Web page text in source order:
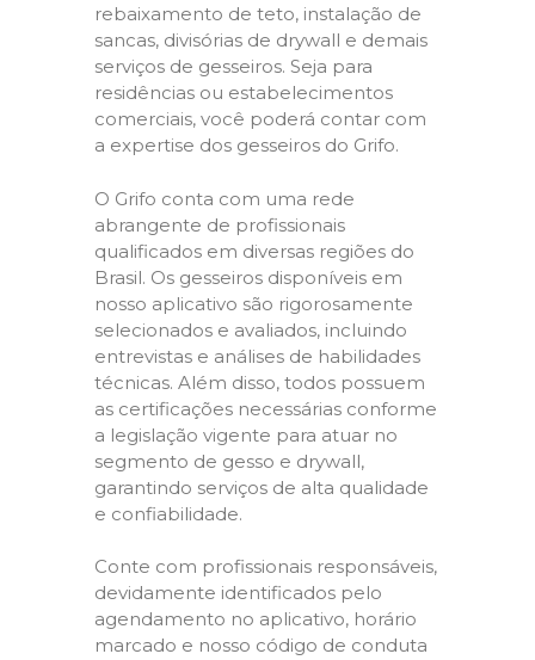
rebaixamento de teto, instalação de
sancas, divisórias de drywall e demais
serviços de gesseiros. Seja para
residências ou estabelecimentos
comerciais, você poderá contar com
a expertise dos gesseiros do Grifo.
O Grifo conta com uma rede
abrangente de profissionais
qualificados em diversas regiões do
Brasil. Os gesseiros disponíveis em
nosso aplicativo são rigorosamente
selecionados e avaliados, incluindo
entrevistas e análises de habilidades
técnicas. Além disso, todos possuem
as certificações necessárias conforme
a legislação vigente para atuar no
segmento de gesso e drywall,
garantindo serviços de alta qualidade
e confiabilidade.
Conte com profissionais responsáveis,
devidamente identificados pelo
agendamento no aplicativo, horário
marcado e nosso código de conduta